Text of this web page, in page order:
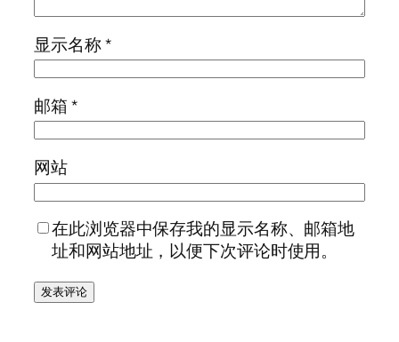
显示名称*
邮箱*
网站
在此浏览器中保存我的显示名称、邮箱地
址和网站地址，以便下次评论时使用。